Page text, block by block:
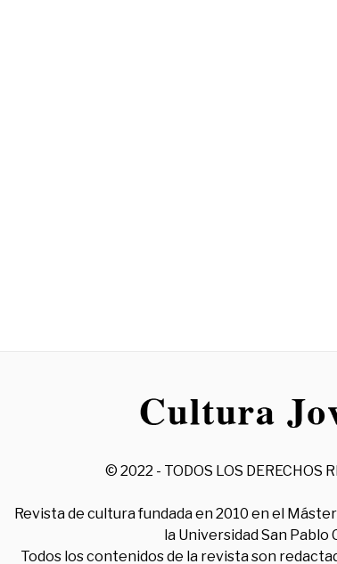
© 2022 - TODOS LOS DERECHOS
Revista de cultura fundada en 2010 en el
la Universidad San Pablo
Todos los contenidos de la revista son